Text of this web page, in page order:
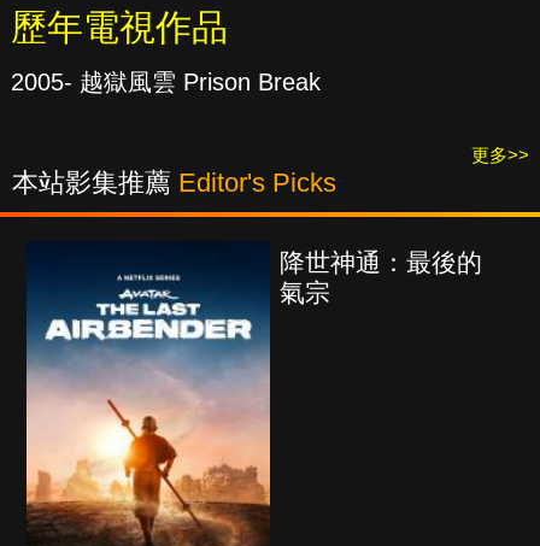
歷年電視作品
2005- 越獄風雲 Prison Break
更多>>
本站影集推薦 Editor's Picks
降世神通：最後的
氣宗